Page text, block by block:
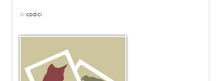
di codici